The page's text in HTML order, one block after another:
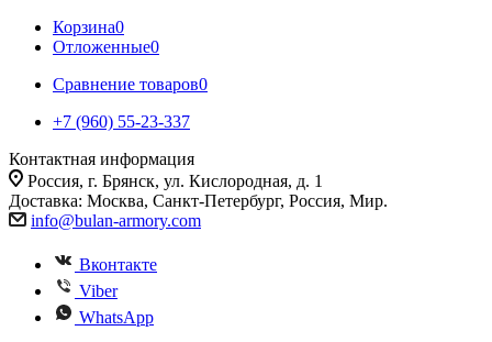
Корзина0
Отложенные0
Сравнение товаров0
+7 (960) 55-23-337
Контактная информация
Россия, г. Брянск, ул. Кислородная, д. 1
Доставка: Москва, Санкт-Петербург, Россия, Мир.
info@bulan-armory.com
Вконтакте
Viber
WhatsApp